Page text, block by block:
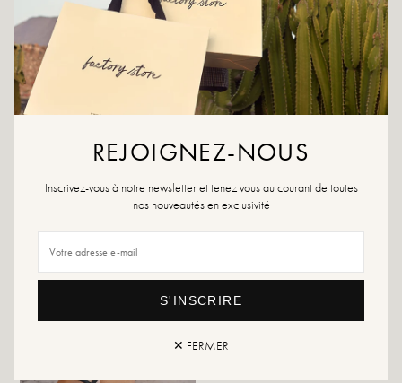
Gemaakt in Spanje
Maatadvies: Dit model valt normaal.
Onderhoudsinstructies: Wij adviseren om uw schoenen waterdicht te maken
met een speciaal product of een spray voor meerdere materialen. Dit werkt in
alle gevallen.
Als uw maat niet meer beschikbaar is, maak dan een melding.
Retour en uitwisseling snelle levering
DIT VIND JE MISSCHIEN OOK LEUK
REJOIGNEZ-NOUS
Inscrivez-vous à notre newsletter et tenez vous au courant de toutes
nos nouveautés en exclusivité
S'INSCRIRE
✕ FERMER